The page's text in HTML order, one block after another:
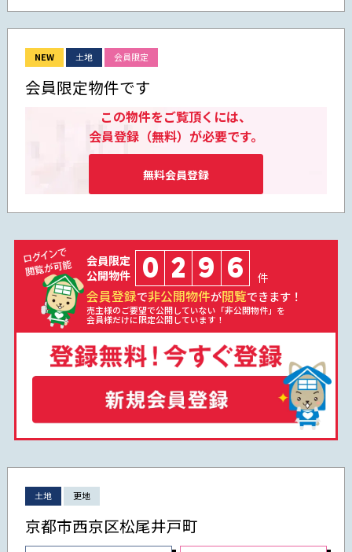
NEW 土地 会員限定
会員限定物件です
この物件をご覧頂くには、
会員登録（無料）が必要です。
無料会員登録
会員限定
公開物件
0 2 9 6 件
会員登録で非公開物件が閲覧できます！
売主様のご要望で公開していない「非公開物件」を
会員様だけに限定公開しています！
土地 更地
京都市西京区松尾井戸町